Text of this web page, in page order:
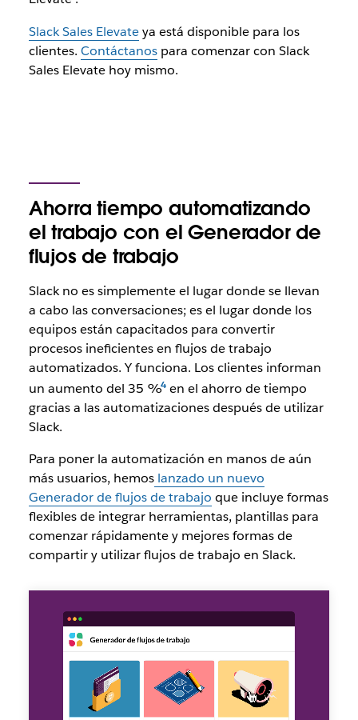
Slack Sales Elevateya está disponible para los
clientes. Contáctanospara comenzar con Slack
Sales Elevate hoy mismo.
Ahorra tiempo automatizando
el trabajo con el Generador de
flujos de trabajo
Slack no es simplemente el lugar donde se llevan
a cabo las conversaciones; es el lugar donde los
equipos están capacitados para convertir
procesos ineficientes en flujos de trabajo
automatizados. Y funciona. Los clientes informan
un aumento del 35 % en el ahorro de tiempo
gracias a las automatizaciones después de utilizar
Slack.
Para poner la automatización en manos de aún
más usuarios, hemoslanzado un nuevo
Generador de flujos de trabajo que incluye formas
flexibles de integrar herramientas, plantillas para
comenzar rápidamente y mejores formas de
compartir y utilizar flujos de trabajo en Slack.